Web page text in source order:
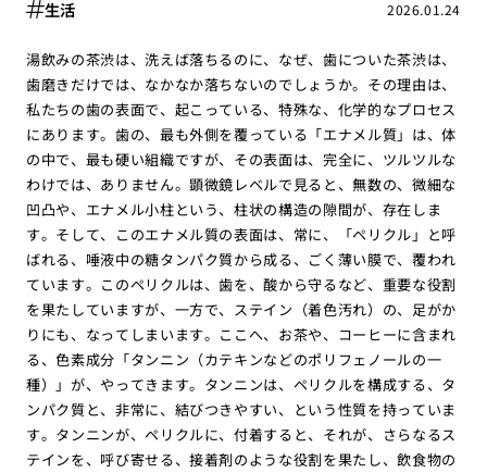
2026.01.24
生活
湯飲みの茶渋は、洗えば落ちるのに、なぜ、歯についた茶渋は、
歯磨きだけでは、なかなか落ちないのでしょうか。その理由は、
私たちの歯の表面で、起こっている、特殊な、化学的なプロセス
にあります。歯の、最も外側を覆っている「エナメル質」は、体
の中で、最も硬い組織ですが、その表面は、完全に、ツルツルな
わけでは、ありません。顕微鏡レベルで見ると、無数の、微細な
凹凸や、エナメル小柱という、柱状の構造の隙間が、存在しま
す。そして、このエナメル質の表面は、常に、「ペリクル」と呼
ばれる、唾液中の糖タンパク質から成る、ごく薄い膜で、覆われ
ています。このペリクルは、歯を、酸から守るなど、重要な役割
を果たしていますが、一方で、ステイン（着色汚れ）の、足がか
りにも、なってしまいます。ここへ、お茶や、コーヒーに含まれ
る、色素成分「タンニン（カテキンなどのポリフェノールの一
種）」が、やってきます。タンニンは、ペリクルを構成する、タ
ンパク質と、非常に、結びつきやすい、という性質を持っていま
す。タンニンが、ペリクルに、付着すると、それが、さらなるス
テインを、呼び寄せる、接着剤のような役割を果たし、飲食物の